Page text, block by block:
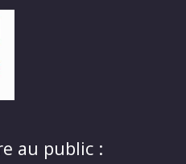
au public :